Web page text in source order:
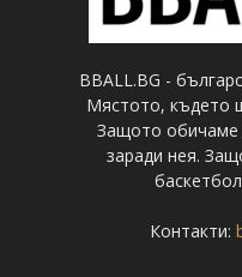
BBALL.BG -
Мястото, където
Защото обичаме
заради нея.
Контакти: